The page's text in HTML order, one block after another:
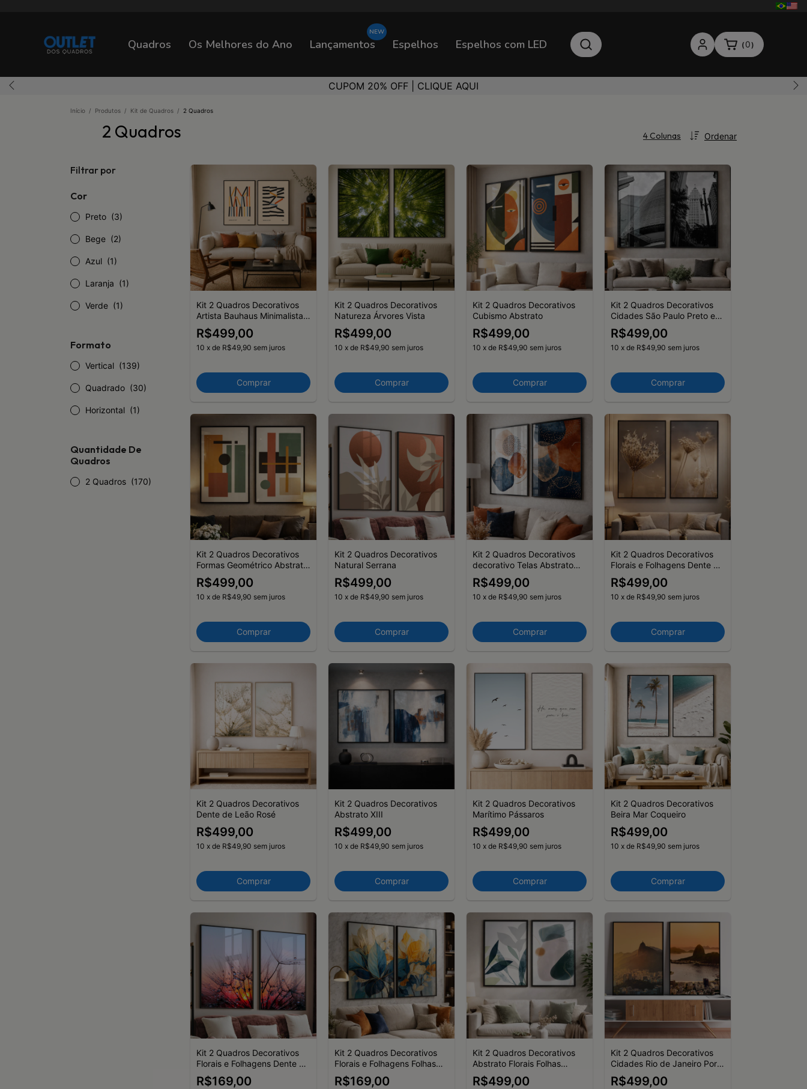
CUPOM 20% OFF | CLIQUE AQUI
Quadros Os Melhores do Ano Lançamentos Espelhos Espelhos com LED ( 0)
Início / Produtos / Kit de Quadros / 2 Quadros
2 Quadros Ordenar
Filtrar por
Cor
Preto (3)
Bege (2)
Azul (1)
Laranja (1)
Verde (1)
Formato
Vertical (139)
Quadrado (30)
Horizontal (1)
Quantidade De
Quadros
2 Quadros (170)
Kit 2 Quadros Decorativos
Artista Bauhaus Minimalista
Arte Composição
R$499,00
10 x de R$49,90 sem juros
Comprar
Kit 2 Quadros Decorativos
Natureza Árvores Vista
R$499,00
10 x de R$49,90 sem juros
Comprar
Kit 2 Quadros Decorativos
Cubismo Abstrato
R$499,00
10 x de R$49,90 sem juros
Comprar
Kit 2 Quadros Decorativos
Cidades São Paulo Preto e
Branco
R$499,00
10 x de R$49,90 sem juros
Comprar
Kit 2 Quadros Decorativos
Formas Geométrico Abstrato
Linhas Verde
R$499,00
10 x de R$49,90 sem juros
Comprar
Kit 2 Quadros Decorativos
Natural Serrana
R$499,00
10 x de R$49,90 sem juros
Comprar
Kit 2 Quadros Decorativos
decorativo Telas Abstrato
XVII
R$499,00
10 x de R$49,90 sem juros
Comprar
Kit 2 Quadros Decorativos
Florais e Folhagens Dente de
Leão Plantas Secas Outono
R$499,00
10 x de R$49,90 sem juros
Comprar
Kit 2 Quadros Decorativos
Dente de Leão Rosé
R$499,00
10 x de R$49,90 sem juros
Comprar
Kit 2 Quadros Decorativos
Abstrato XIII
R$499,00
10 x de R$49,90 sem juros
Comprar
Kit 2 Quadros Decorativos
Marítimo Pássaros
R$499,00
10 x de R$49,90 sem juros
Comprar
Kit 2 Quadros Decorativos
Beira Mar Coqueiro
R$499,00
10 x de R$49,90 sem juros
Comprar
Kit 2 Quadros Decorativos
Florais e Folhagens Dente de
Leão ao Pôr do Sol
R$169,00
Kit 2 Quadros Decorativos
Florais e Folhagens Folhas
Azuis e Douradas
R$169,00
Kit 2 Quadros Decorativos
Abstrato Florais Folhas
Verdes Composição XI
R$499,00
Kit 2 Quadros Decorativos
Cidades Rio de Janeiro Por
do Sol
R$499,00